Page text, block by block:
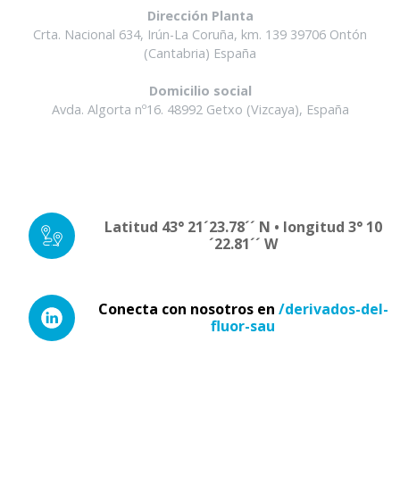
Dirección Planta
Crta. Nacional 634, Irún-La Coruña, km. 139 39706 Ontón
(Cantabria) España
Domicilio social
Avda. Algorta nº16. 48992 Getxo (Vizcaya), España
Latitud 43° 21´23.78´´ N • longitud 3° 10
´22.81´´ W
Conecta con nosotros en /derivados-del-
fluor-sau